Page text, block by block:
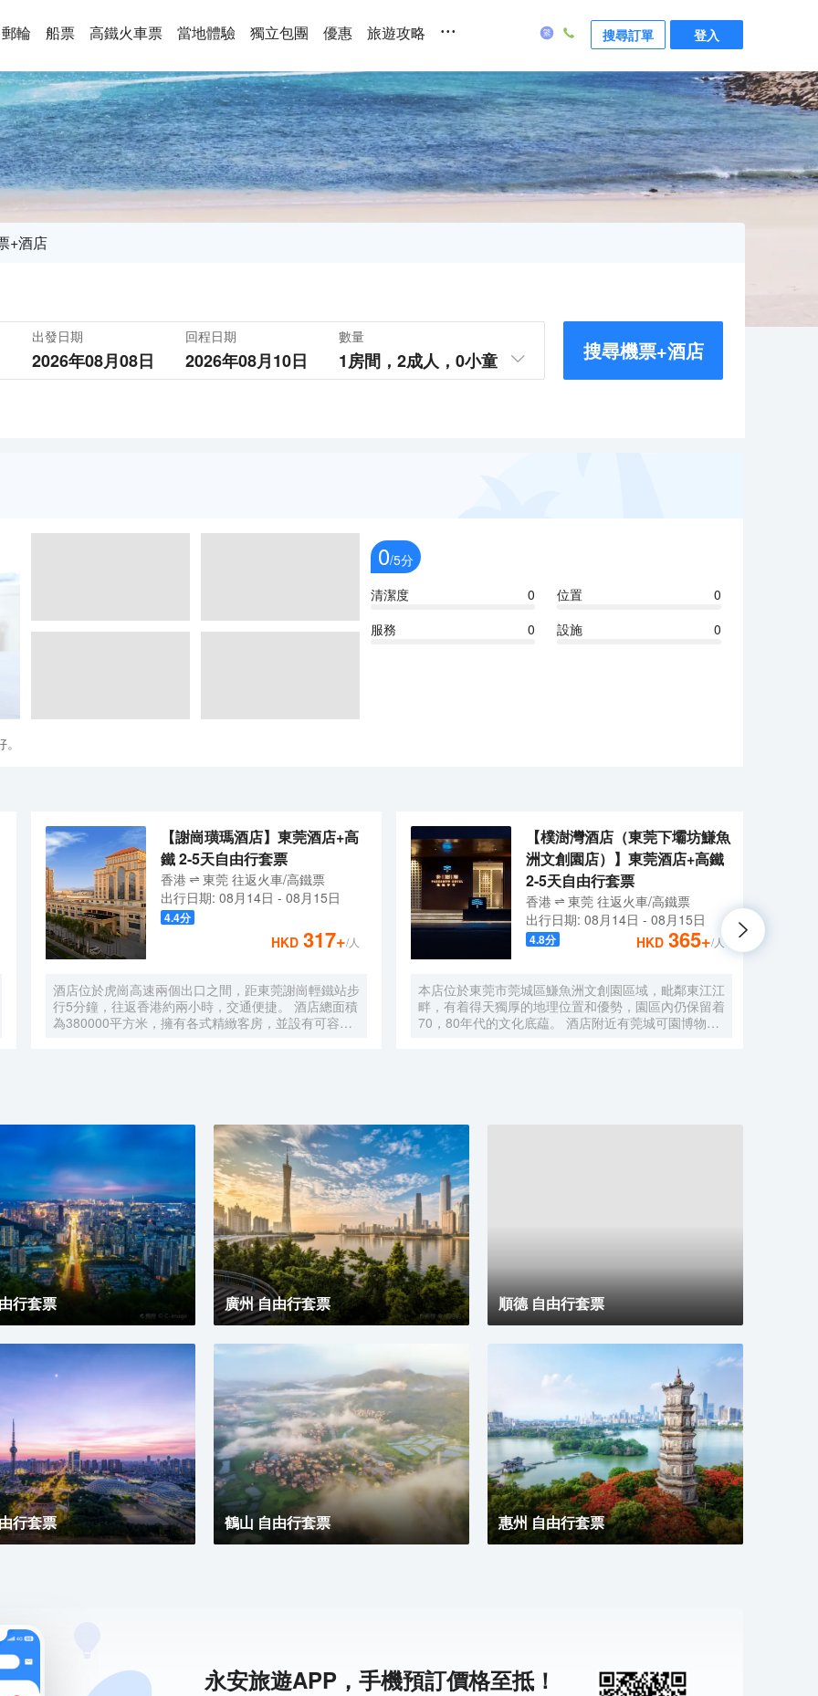
郵輪 船票 高鐵火車票 當地體驗 獨立包團 優惠 旅遊攻略 ... 搜尋訂單 登入
+酒店
出發日期
2026年08月08日
回程日期
2026年08月10日
數量
1房間， 2成人， 0小童 搜尋機票+酒店
0/5分
清潔度
0 位置
0
服務
0 設施 0
【謝崗璜瑪酒店】東莞酒店+高
鐵 2-5天自由行套票
香港 東莞 往返火車/高鐵票
出行日期: 08月14日 - 08月15日
4.4分
HKD 317+/人
酒店位於虎崗高速兩個出口之間，距東莞謝崗輕鐵站步
行5分鐘，往返香港約兩小時，交通便捷。 酒店總面積
為380000平方米，擁有各式精緻客房，並設有可容納
【樸澍灣酒店（東莞下壩坊鰜魚
洲文創園店）】東莞酒店+高鐵
2-5天自由行套票
香港 東莞 往返火車/高鐵票
出行日期: 08月14日 - 08月15日
4.8分 HKD 365+/人
本店位於東莞市莞城區鰜魚洲文創園區域，毗鄰東江江
畔，有着得天獨厚的地理位置和優勢，園區內仍保留着
70，80年代的文化底藴。 酒店附近有莞城可園博物
格」將當地文化特色和自然風景融入，是以“隱逸於
市”為主題的高端酒店，周邊綠樹成蔭、具有自然氣
息，酒店倡導貼心與質感兼具的服務態度，在每一個細
節處給您更親切的體驗，能真實地為客人提供一個親近
自然的環境，使客人在入住酒店後可以享受到獨特的體
驗。 酒店內部裝飾雅緻、臻於細節，擁有各類豪華客
房共計多間，酒店客房內配套設施一應俱全，三秒熱水
淋浴花灑、智能家電、千兆光纖無縫接入、wifi覆蓋。
酒店同時配備地面停車場、智能機器人送物、中西自助
式早餐廳、多功能會議室、自助洗衣房及寬敞的閲讀會
友書吧等配套，為您提供一個自在、放鬆、休憩、充
電、會友的居停空間。同時自然、靜謐、温暖、樸實的
入住體驗與您隨行，是您商務及旅行出行的優質選擇。
行套票 廣州 自由行套票 順德 自由行套票
行套票 鶴山 自由行套票 惠州 自由行套票
永安旅遊APP，手機預訂價格至抵！